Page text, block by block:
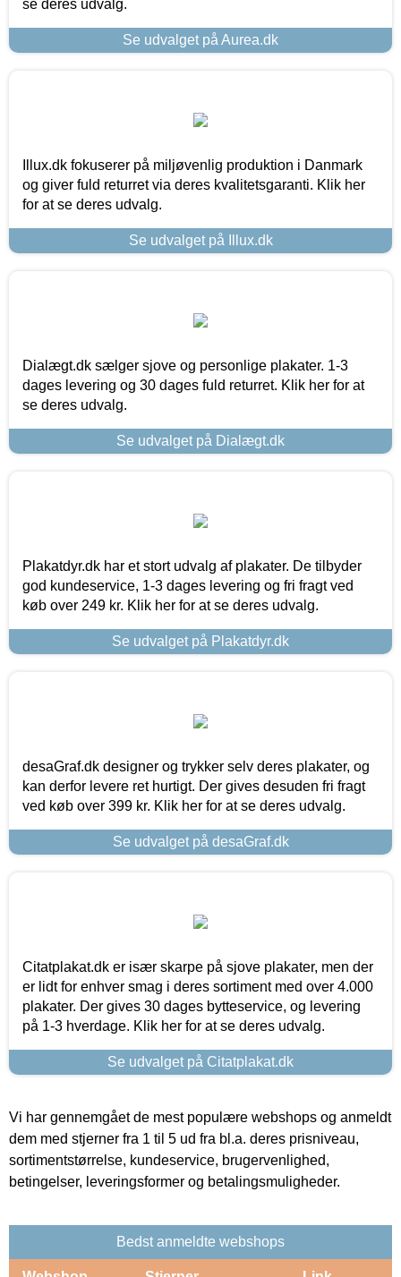
se deres udvalg.
Se udvalget på Aurea.dk
Illux.dk fokuserer på miljøvenlig produktion i Danmark
og giver fuld returret via deres kvalitetsgaranti. Klik her
for at se deres udvalg.
Se udvalget på Illux.dk
Dialægt.dk sælger sjove og personlige plakater. 1-3
dages levering og 30 dages fuld returret. Klik her for at
se deres udvalg.
Se udvalget på Dialægt.dk
Plakatdyr.dk har et stort udvalg af plakater. De tilbyder
god kundeservice, 1-3 dages levering og fri fragt ved
køb over 249 kr. Klik her for at se deres udvalg.
Se udvalget på Plakatdyr.dk
desaGraf.dk designer og trykker selv deres plakater, og
kan derfor levere ret hurtigt. Der gives desuden fri fragt
ved køb over 399 kr. Klik her for at se deres udvalg.
Se udvalget på desaGraf.dk
Citatplakat.dk er især skarpe på sjove plakater, men der
er lidt for enhver smag i deres sortiment med over 4.000
plakater. Der gives 30 dages bytteservice, og levering
på 1-3 hverdage. Klik her for at se deres udvalg.
Se udvalget på Citatplakat.dk
Vi har gennemgået de mest populære webshops og anmeldt
dem med stjerner fra 1 til 5 ud fra bl.a. deres prisniveau,
sortimentstørrelse, kundeservice, brugervenlighed,
betingelser, leveringsformer og betalingsmuligheder.
Bedst anmeldte webshops